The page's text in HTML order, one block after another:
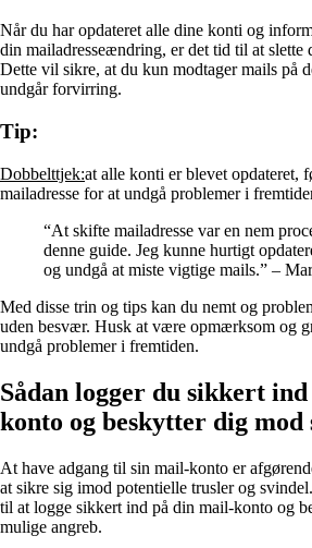
Når du har opdateret alle dine konti og
din mailadresseændring, er det tid til at slette
Dette vil sikre, at du kun modtager mails på
undgår forvirring.
Tip:
Dobbelttjek:at alle konti er blevet opdateret,
mailadresse for at undgå problemer i
“At skifte mailadresse var en nem
denne guide. Jeg kunne hurtigt
og undgå at miste vigtige mails.” –
Med disse trin og tips kan du nemt og
uden besvær. Husk at være opmærksom og
undgå problemer i fremtiden.
Sådan logger du sikkert
konto og beskytter dig mod
At have adgang til sin mail-konto er
at sikre sig imod potentielle trusler og
til at logge sikkert ind på din mail-konto og
mulige angreb.